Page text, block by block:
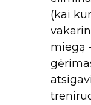
(kai
miegą